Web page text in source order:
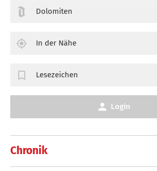
Chronik
Dolomiten
In der Nähe
Lesezeichen
Login